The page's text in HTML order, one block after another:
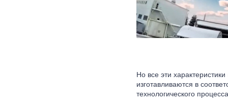
Но все эти
изготавливаются в
технологического